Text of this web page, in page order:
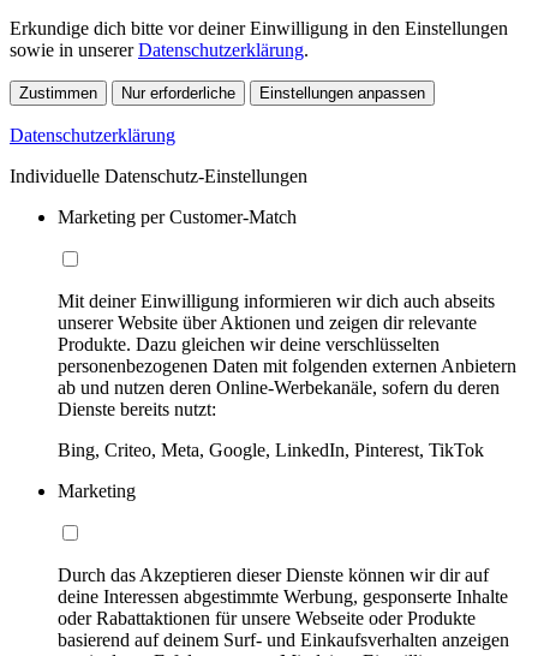
Erkundige dich bitte vor deiner Einwilligung in den Einstellungen
sowie in unsererDatenschutzerklärung.
Zustimmen Nur erforderliche Einstellungen anpassen
Datenschutzerklärung
Individuelle Datenschutz-Einstellungen
Marketing per Customer-Match
Mit deiner Einwilligung informieren wir dich auch abseits
unserer Website über Aktionen und zeigen dir relevante
Produkte. Dazu gleichen wir deine verschlüsselten
personenbezogenen Daten mit folgenden externen Anbietern
ab und nutzen deren Online-Werbekanäle, sofern du deren
Dienste bereits nutzt:
Bing, Criteo, Meta, Google, LinkedIn, Pinterest, TikTok
Marketing
Durch das Akzeptieren dieser Dienste können wir dir auf
deine Interessen abgestimmte Werbung, gesponserte Inhalte
oder Rabattaktionen für unsere Webseite oder Produkte
basierend auf deinem Surf- und Einkaufsverhalten anzeigen